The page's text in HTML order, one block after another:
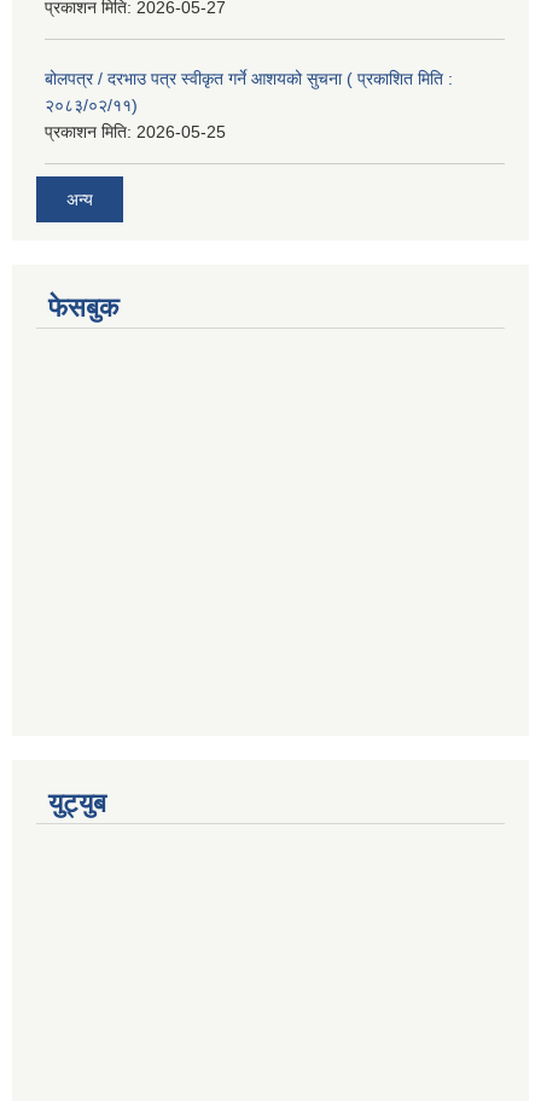
प्रकाशन मिति: 2026-05-27
बोलपत्र / दरभाउ पत्र स्वीकृत गर्ने आशयको सुचना ( प्रकाशित मिति :
२०८३/०२/११)
प्रकाशन मिति: 2026-05-25
अन्य
फेसबुक
युट्युब